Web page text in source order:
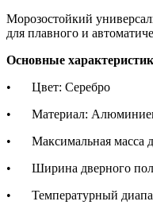
Морозостойкий
для плавного и
Основные
•
Цвет: Серебро
•
Материал:
•
Максимальная масса
•
Ширина дверного
•
Температурный